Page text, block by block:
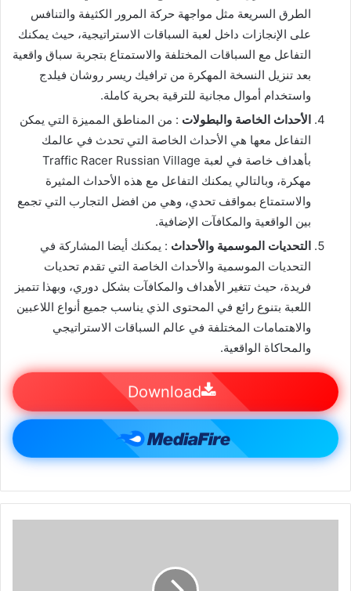
الطرق السريعة مثل مواجهة حركة المرور الكثيفة والتنافس
على الإنجازات داخل لعبة السباقات الاستراتيجية، حيث يمكنك
التفاعل مع السباقات المختلفة والاستمتاع بتجربة سباق واقعية
بعد تنزيل النسخة المهكرة من ترافيك ريسر روشان فيلدج
واستخدام أموال مجانية للترقية بحرية كاملة.
الأحداث الخاصة والبطولات : من المناطق المميزة التي يمكن
التفاعل معها هي الأحداث الخاصة التي تحدث في عالمك
بأهداف خاصة في لعبة Traffic Racer Russian Village
مهكرة، وبالتالي يمكنك التفاعل مع هذه الأحداث المثيرة
والاستمتاع بمواقف تحدي، وهي من افضل التجارب التي تجمع
بين الواقعية والمكافآت الإضافية.
التحديات الموسمية والأحداث : يمكنك أيضا المشاركة في
التحديات الموسمية والأحداث الخاصة التي تقدم تحديات
فريدة، حيث تتغير الأهداف والمكافآت بشكل دوري، وبهذا تتميز
اللعبة بتنوع رائع في المحتوى الذي يناسب جميع أنواع اللاعبين
والاهتمامات المختلفة في عالم السباقات الاستراتيجي
والمحاكاة الواقعية.
Download